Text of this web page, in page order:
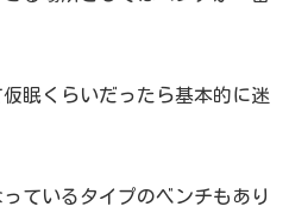
眠くらいだったら基本的に迷
ているタイプのベンチもあり